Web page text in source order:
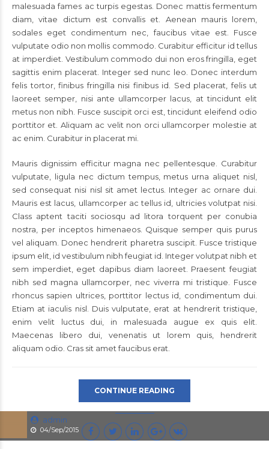
admin
04/Sep/2015
malesuada fames ac turpis egestas. Donec mattis fermentum
diam, vitae dictum est convallis et. Aenean mauris lorem,
sodales eget condimentum nec, faucibus vitae est. Fusce
vulputate odio non mollis commodo. Curabitur efficitur id tellus
at imperdiet. Vestibulum commodo dui non eros fringilla, eget
sagittis enim placerat. Integer sed nunc leo. Donec interdum
felis tortor, finibus fringilla nisi finibus id. Sed placerat, felis ut
laoreet semper, nisi ante ullamcorper lacus, at tincidunt elit
metus non nibh. Fusce suscipit orci est, tincidunt eleifend odio
porttitor et. Aliquam ac velit non orci ullamcorper molestie at
ac enim. Curabitur in placerat mi.
Mauris dignissim efficitur magna nec pellentesque. Curabitur
vulputate, ligula nec dictum tempus, metus urna aliquet nisl,
sed consequat nisi nisl sit amet lectus. Integer ac ornare dui.
Mauris est lacus, ullamcorper ac tellus id, ultricies volutpat nisi.
Class aptent taciti sociosqu ad litora torquent per conubia
nostra, per inceptos himenaeos. Quisque semper quis purus
vel aliquam. Donec hendrerit pharetra suscipit. Fusce tristique
ipsum elit, id vestibulum nibh feugiat id. Integer volutpat nibh et
sem imperdiet, eget dapibus diam laoreet. Praesent feugiat
nibh sed magna ullamcorper, nec viverra mi tristique. Fusce
rhoncus sapien ultrices, porttitor lectus id, condimentum dui.
Etiam at iaculis nisl. Duis vulputate, erat at hendrerit tristique,
enim velit luctus dui, in malesuada augue ex quis elit.
Maecenas libero dui, venenatis ut lorem quis, hendrerit
aliquam odio. Cras sit amet faucibus erat.
CONTINUE READING